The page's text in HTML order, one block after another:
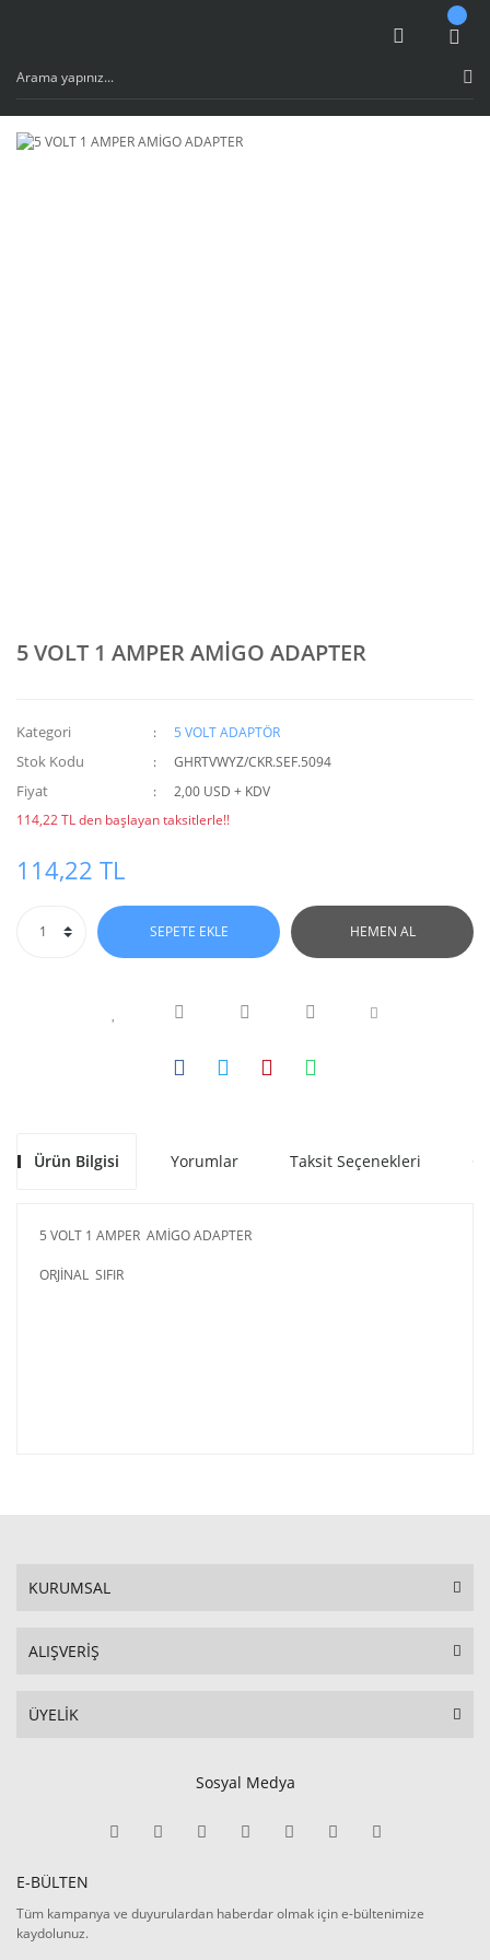
5 VOLT 1 AMPER AMİGO ADAPTER
Kategori 5 VOLT ADAPTÖR
Stok Kodu GHRTVWYZ/CKR.SEF.5094
Fiyat
2,00 USD + KDV
114,22 TL den başlayan taksitlerle!!
114,22 TL
SEPETE EKLE HEMEN AL
Ürün Bilgisi Yorumlar Taksit Seçenekleri
5 VOLT 1 AMPER AMİGO ADAPTER
ORJİNAL SIFIR
KURUMSAL
ALIŞVERİŞ
ÜYELİK
Sosyal Medya
E-BÜLTEN
Tüm kampanya ve duyurulardan haberdar olmak için e-bültenimize
kaydolunuz.